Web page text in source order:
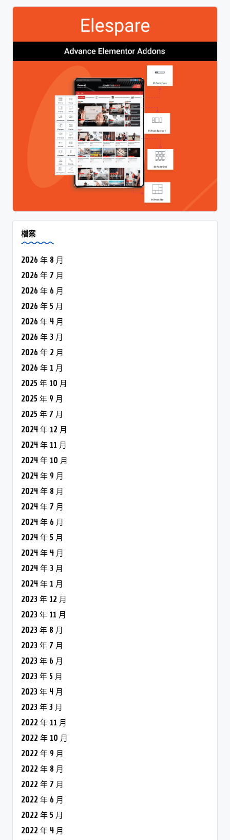
檔案
2026 年 8 月
2026 年 7 月
2026 年 6 月
2026 年 5 月
2026 年 4 月
2026 年 3 月
2026 年 2 月
2026 年 1 月
2025 年 10 月
2025 年 9 月
2025 年 7 月
2024 年 12 月
2024 年 11 月
2024 年 10 月
2024 年 9 月
2024 年 8 月
2024 年 7 月
2024 年 6 月
2024 年 5 月
2024 年 4 月
2024 年 3 月
2024 年 1 月
2023 年 12 月
2023 年 11 月
2023 年 8 月
2023 年 7 月
2023 年 6 月
2023 年 5 月
2023 年 4 月
2023 年 3 月
2022 年 11 月
2022 年 10 月
2022 年 9 月
2022 年 8 月
2022 年 7 月
2022 年 6 月
2022 年 5 月
2022 年 4 月